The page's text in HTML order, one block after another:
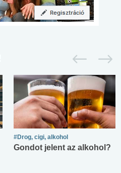
#Drog, cigi, alkohol
Gondot jelent az alkohol?